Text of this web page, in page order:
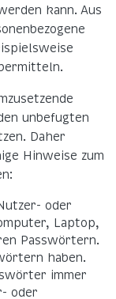
kann. Aus
unbefugten
Daher
Hinweise zum
oder
Laptop,
Passwörtern.
haben.
immer
oder